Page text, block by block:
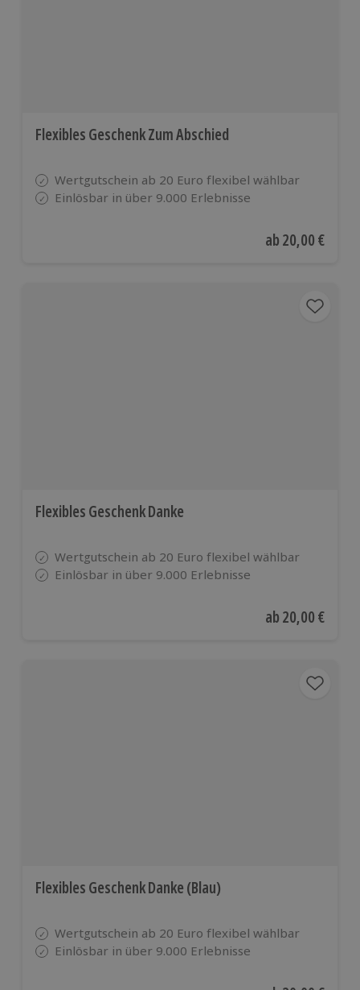
Flexibles Geschenk Zum Abschied
Wertgutschein ab 20 Euro flexibel wählbar
Einlösbar in über 9.000 Erlebnisse
Aktueller Preis
ab20,00 €
Flexibles Geschenk Danke
Wertgutschein ab 20 Euro flexibel wählbar
Einlösbar in über 9.000 Erlebnisse
Aktueller Preis
ab20,00 €
Flexibles Geschenk Danke (Blau)
Wertgutschein ab 20 Euro flexibel wählbar
Einlösbar in über 9.000 Erlebnisse